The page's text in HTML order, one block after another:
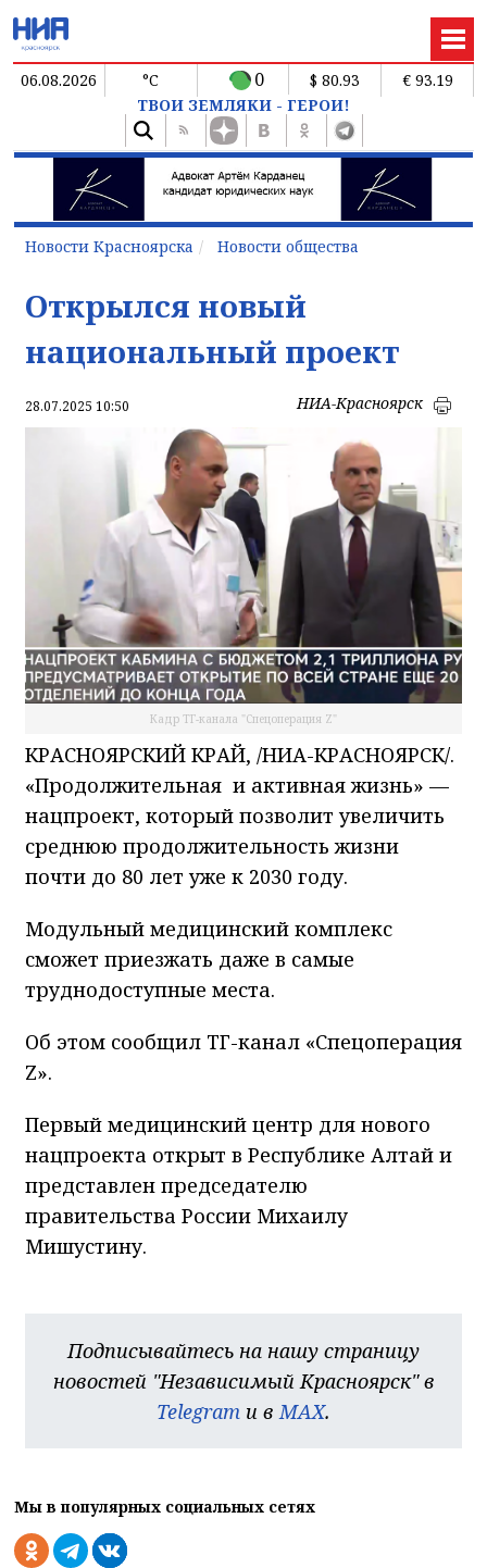
06.08.2026 °C 0 $ 80.93
€ 93.19
ТВОИ ЗЕМЛЯКИ - ГЕРОИ!
Новости Красноярска Новости общества
Открылся новый
национальный проект
28.07.2025 10:50 НИА-Красноярск
Кадр ТГ-канала "Спецоперация Z"
КРАСНОЯРСКИЙ КРАЙ, /НИА-КРАСНОЯРСК/.
«Продолжительная и активная жизнь» —
нацпроект, который позволит увеличить
среднюю продолжительность жизни
почти до 80 лет уже к 2030 году.
Модульный медицинский комплекс
сможет приезжать даже в самые
труднодоступные места.
Об этом сообщил ТГ-канал «Спецоперация
Z».
Первый медицинский центр для нового
нацпроекта открыт в Республике Алтай и
представлен председателю
правительства России Михаилу
Мишустину.
Подписывайтесь на нашу страницу
новостей "Независимый Красноярск" в
Telegram и вMAX.
Мы в популярных социальных сетях